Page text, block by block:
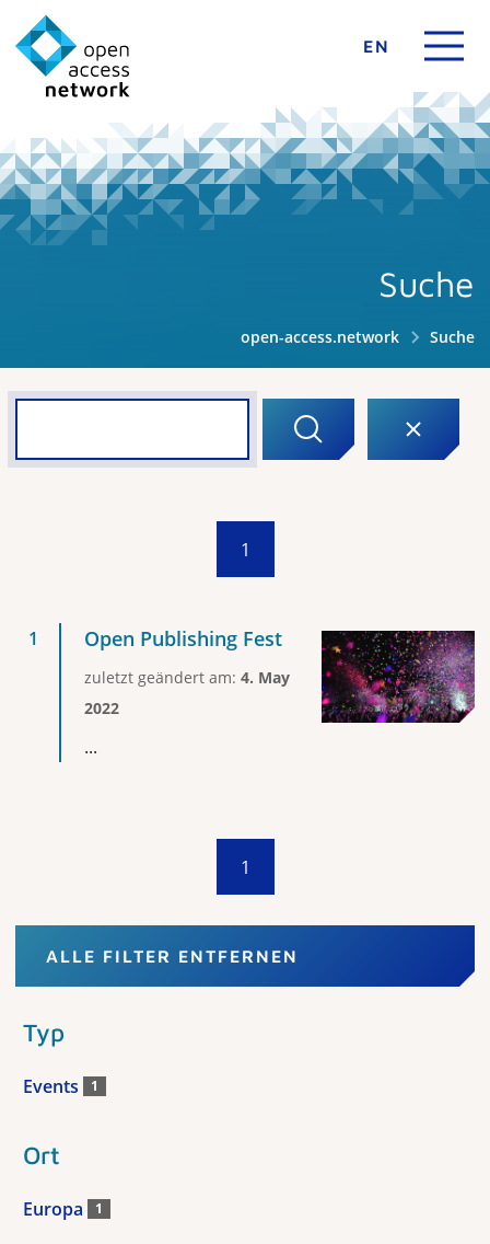
EN
Suche
open-access.network Suche
1
Open Publishing Fest
zuletzt geändert am: 4. May
2022
...
1
ALLE FILTER ENTFERNEN
Typ
Events 1
Ort
Europa 1